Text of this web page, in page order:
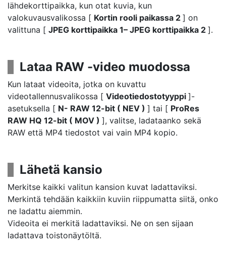
lähdekorttipaikka, kun otat kuvia, kun
valokuvausvalikossa [ Kortin rooli paikassa 2 ] on
valittuna [ JPEG korttipaikka 1– JPEG korttipaikka 2 ].
Lataa RAW -video muodossa
Kun lataat videoita, jotka on kuvattu
videotallennusvalikossa [ Videotiedostotyyppi ]-
asetuksella [ N- RAW 12-bit ( NEV ) ] tai [ ProRes
RAW HQ 12-bit ( MOV ) ], valitse, ladataanko sekä
RAW että MP4 tiedostot vai vain MP4 kopio.
Lähetä kansio
Merkitse kaikki valitun kansion kuvat ladattaviksi.
Merkintä tehdään kaikkiin kuviin riippumatta siitä, onko
ne ladattu aiemmin.
Videoita ei merkitä ladattaviksi. Ne on sen sijaan
ladattava toistonäytöltä.